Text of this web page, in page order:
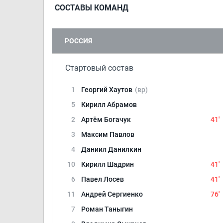
СОСТАВЫ КОМАНД
РОССИЯ
Стартовый состав
1 Георгий Хаутов (вр)
5
Кирилл Абрамов
2
Артём Богачук
41'
3
Максим Павлов
4
Даниил Данилкин
10
Кирилл Шадрин
41'
6
Павел Лосев
41'
11
Андрей Сергиенко
76'
7
Роман Таныгин